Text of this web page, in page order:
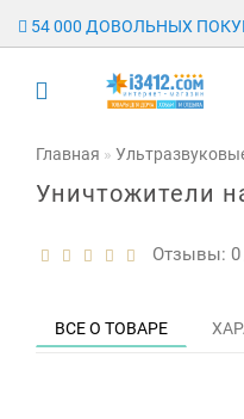
54 000 ДОВОЛЬНЫХ
Главная
Уничтожители
Отзывы: 0
ВСЕ О ТОВАРЕ